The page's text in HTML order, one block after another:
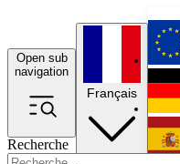
Open sub
navigation
Recherche
Français